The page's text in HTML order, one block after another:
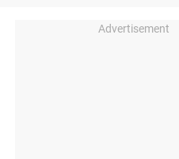
Advertisement